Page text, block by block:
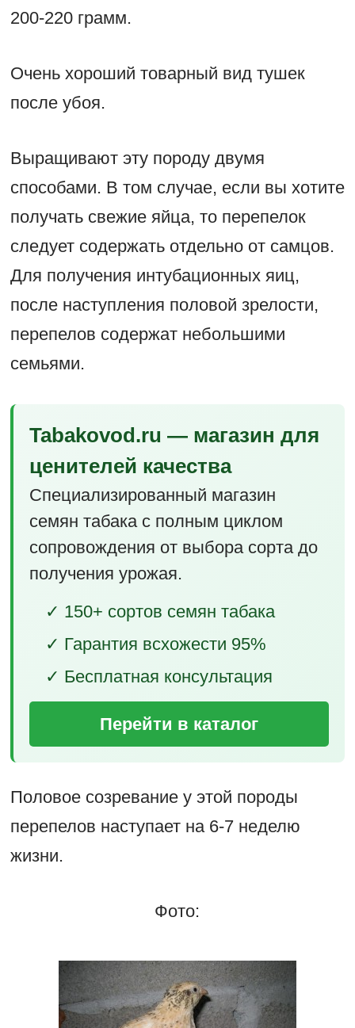
200-220 грамм.
Очень хороший товарный вид тушек
после убоя.
Выращивают эту породу двумя
способами. В том случае, если вы хотите
получать свежие яйца, то перепелок
следует содержать отдельно от самцов.
Для получения интубационных яиц,
после наступления половой зрелости,
перепелов содержат небольшими
семьями.
Tabakovod.ru — магазин для
ценителей качества
Специализированный магазин
семян табака с полным циклом
сопровождения от выбора сорта до
получения урожая.
✓ 150+ сортов семян табака
✓ Гарантия всхожести 95%
✓ Бесплатная консультация
Перейти в каталог
Половое созревание у этой породы
перепелов наступает на 6-7 неделю
жизни.
Фото: